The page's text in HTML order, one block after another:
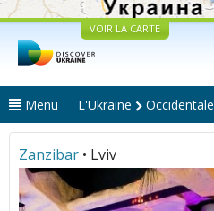
VOIR LA CARTE
Menu L'Ukraine Occidentale
Zanzibar • Lviv